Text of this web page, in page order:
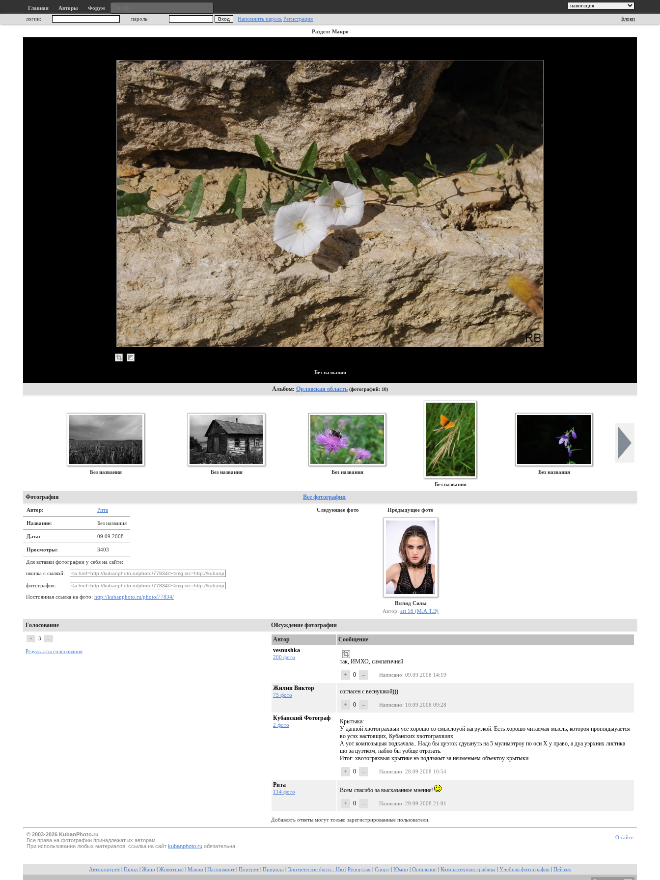
Главная Авторы
Форум
логин:
пароль: Напомнить пароль Регистрация Блоки
Раздел: Макро
Без названия
Альбом: Орловская область (фотографий: 10)
Без названия Без названия Без названия
Без названия
Без названия
Фотография Все фотографии
Автор: Рита
Название: Без названия
Дата: 09.09.2008
Просмотры: 3403
Для вставки фотографии у себя на сайте:
иконка с сылкой:
фотография:
Постоянная ссылка на фото: http://kubanphoto.ru/photo/77834/
Следующее фото Предыдущее фото
Взгляд Силы
Автор: art 16 (М.А.Т.Э)
Голосование Обсуждение фотографии
+ 3 –
Результаты голосования
Автор
Сообщение
vesnushka
200 фото
так, ИМХО, симпатичней
+
0 – Написано: 09.09.2008 14:19
Жилин Виктор
75 фото
согласен с веснушкой)))
+
0 – Написано: 10.09.2008 09:28
Кубанский Фотограф
2 фото
Крытыка:
У данной хвотограхвыи усё хорошо со смыслоуой нагрузкой. Есть хорошо читаемая мысль, котороя проглядыуается
во усэх настоящих, Кубанских хвотограхвиях.
А уот композыцыя подкачала.. Надо бы цуэток сдуынуть на 5 мулимэтроу по оси Х у право, а дуа уэрхних листика
шо за цуэтком, набно бы уобще отрэзать.
Итог: хвотограхвыя крытике нэ подлэжыт за неименыем объектоу крытыки.
+
0 – Написано: 28.09.2008 10:54
Рита
114 фото
Всем спасибо за высказанное мнение!
+
0 – Написано: 29.09.2008 21:01
Добавлять ответы могут только зарегистрированные пользователи.
© 2003-2026 KubanPhoto.ru
Все прaва на фотографии принадлежат их авторам.
При использовании любых материалов, ссылка на сайт kubanphoto.ru обязательна.
О сайте
Автопортрет Город Жанр Животные Макро Натюрморт Портрет Природа Эротическое фото - Ню Репортаж Спорт Юмор Остальное Компьютерная графика Учебная фотография Пейзаж